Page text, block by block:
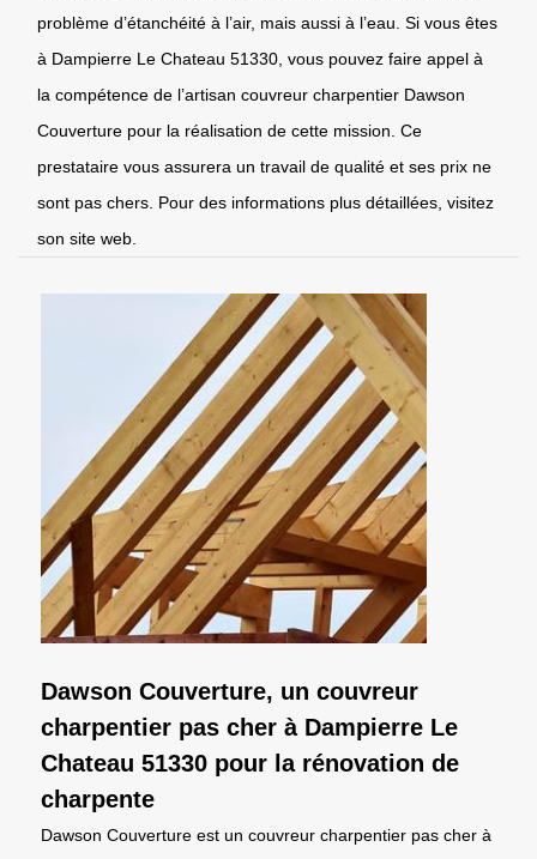
problème d’étanchéité à l’air, mais aussi à l’eau. Si vous êtes
à Dampierre Le Chateau 51330, vous pouvez faire appel à
la compétence de l’artisan couvreur charpentier Dawson
Couverture pour la réalisation de cette mission. Ce
prestataire vous assurera un travail de qualité et ses prix ne
sont pas chers. Pour des informations plus détaillées, visitez
son site web.
Dawson Couverture, un couvreur
charpentier pas cher à Dampierre Le
Chateau 51330 pour la rénovation de
charpente
Dawson Couverture est un couvreur charpentier pas cher à